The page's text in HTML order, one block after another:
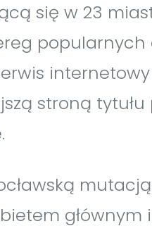
się w 23
stroną
mutacją
głównym